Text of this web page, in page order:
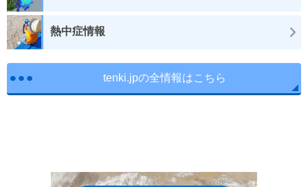
熱中症情報
tenki.jpの全情報はこちら